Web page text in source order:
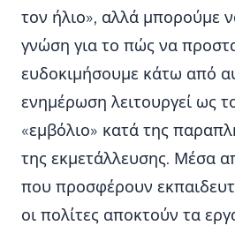
τον ήλιο», αλλά μπορούμε
γνώση για το πώς να
ευδοκιμήσουμε κάτω από
ενημέρωση λειτουργεί ως
«εμβόλιο» κατά της
της εκμετάλλευσης. Μέσα
που προσφέρουν
οι πολίτες αποκτούν τα